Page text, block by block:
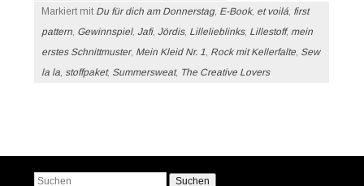
Markiert mit Du für dich am Donnerstag, E-Book, et voilá, first
pattern, Gewinnspiel,Jafi,Jördis, Lillelieblinks, Lillestoff, mein
erstes Schnittmuster, Mein Kleid Nr. 1, Rock mit Kellerfalte, Sew
la la, stoffpaket, Summersweat, The Creative Lovers
Suchen